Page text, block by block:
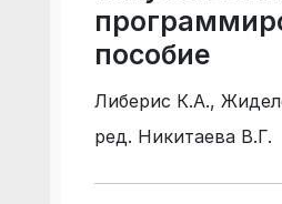
пособие
Либерис К.А.,
ред. Никитаева В.Г.